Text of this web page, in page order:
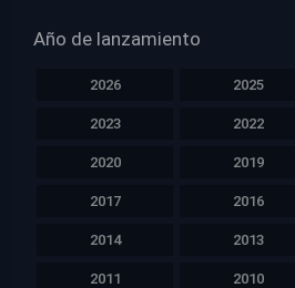
Año de lanzamiento
2026 2025
2023 2022
2020 2019
2017 2016
2014 2013
2011 2010